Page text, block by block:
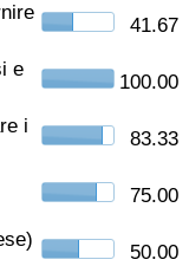
41.67
e
100.00
i
83.33
75.00
50.00